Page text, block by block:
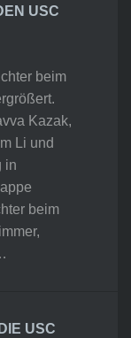
USC
beim
Kazak,
Li und
in
beim
USC